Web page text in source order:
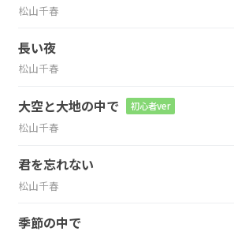
松山千春
長い夜
松山千春
大空と大地の中で 初心者ver
松山千春
君を忘れない
松山千春
季節の中で